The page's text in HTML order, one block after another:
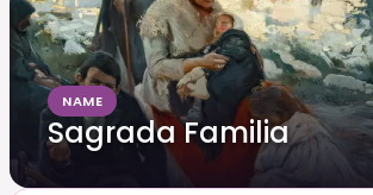
NAME
Sagrada Familia